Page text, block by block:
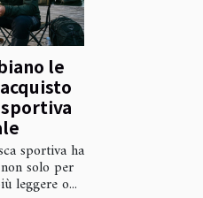
le
sportiva ha
solo per
leggere o...